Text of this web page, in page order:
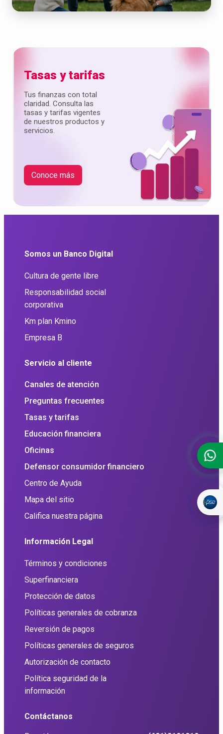
Tasas y tarifas
Tus finanzas con total
claridad. Consulta las
tasas y tarifas vigentes
de nuestros productos y
servicios.
Conoce más
Somos un Banco Digital
Cultura de gente libre
Responsabilidad social
corporativa
Km plan Kmino
Empresa B
Servicio al cliente
Canales de atención
Preguntas frecuentes
Tasas y tarifas
Educación financiera
Oficinas
Defensor consumidor financiero
Centro de Ayuda
Mapa del sitio
Califica nuestra página
Información Legal
Términos y condiciones
Superfinanciera
Protección de datos
Políticas generales de cobranza
Reversión de pagos
Políticas generales de seguros
Autorización de contacto
Política seguridad de la
información
Contáctanos